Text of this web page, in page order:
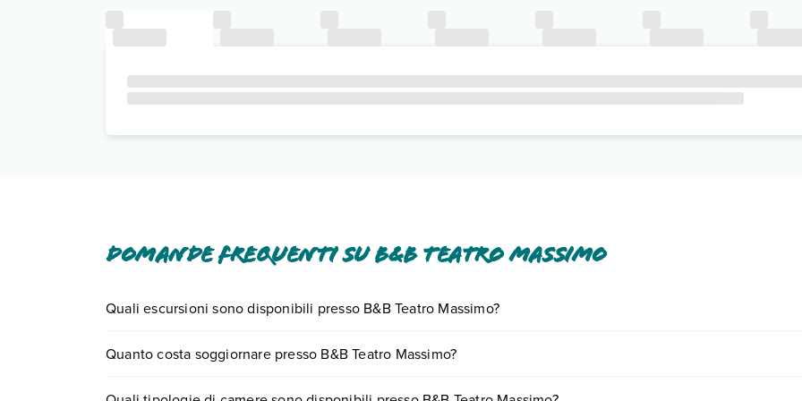
Domande frequenti su B&B Teatro Massimo
Quali escursioni sono disponibili presso B&B Teatro Massimo?
0721.17231 oprenotando un appuntamento.
Quanto costa soggiornare presso B&B Teatro Massimo?